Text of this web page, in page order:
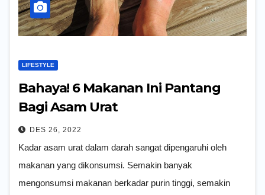
LIFESTYLE
Bahaya! 6 Makanan Ini Pantang
Bagi Asam Urat
DES 26, 2022
Kadar asam urat dalam darah sangat dipengaruhi oleh
makanan yang dikonsumsi. Semakin banyak
mengonsumsi makanan berkadar purin tinggi, semakin